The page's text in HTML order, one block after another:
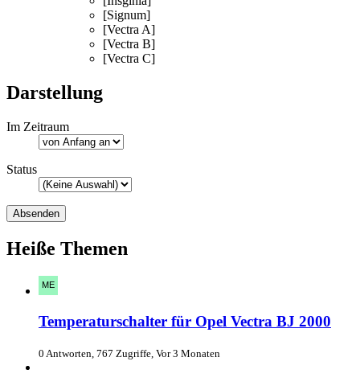
[Signum]
[Vectra A]
[Vectra B]
[Vectra C]
Darstellung
Im Zeitraum
Status
Heiße Themen
Temperaturschalter für Opel Vectra BJ 2000
0 Antworten, 767 Zugriffe, Vor 3 Monaten